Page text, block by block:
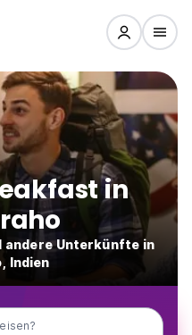
in
andere Unterkünfte in
Indien